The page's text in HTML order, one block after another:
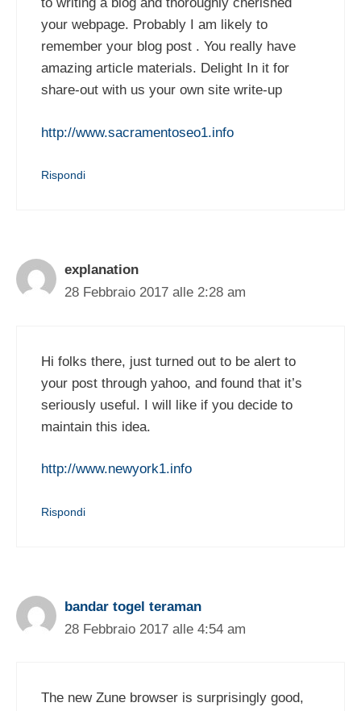
your webpage. Probably I am likely to
remember your blog post . You really have
amazing article materials. Delight In it for
share-out with us your own site write-up
http://www.sacramentoseo1.info
Rispondi
explanation
28 Febbraio 2017 alle 2:28 am
Hi folks there, just turned out to be alert to
your post through yahoo, and found that it’s
seriously useful. I will like if you decide to
maintain this idea.
http://www.newyork1.info
Rispondi
bandar togel teraman
28 Febbraio 2017 alle 4:54 am
The new Zune browser is surprisingly good,